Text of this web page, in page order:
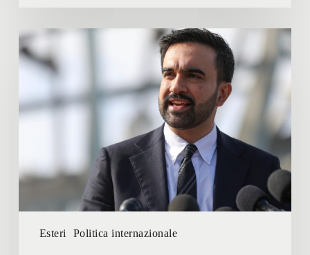
Esteri Politica internazionale
Musk
and
Mamdani:
l’inizio
duro